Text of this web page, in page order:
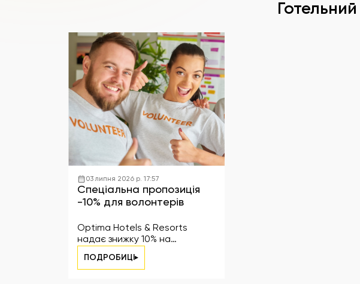
03 липня 2026 р. 17:57
Спеціальна пропозиція
-10% для волонтерів
Optima Hotels & Resorts
надає знижку 10% на
ПОДРОБИЦІ